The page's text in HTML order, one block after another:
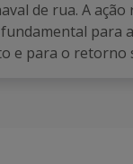
de rua. A
para
e para o retorno